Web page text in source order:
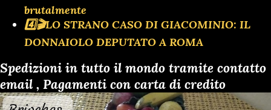
brutalmente
4️⃣🎬LO STRANO CASO DI GIACOMINIO: IL
DONNAIOLO DEPUTATO A ROMA
Spedizioni in tutto il mondo tramite contatto
email , Pagamenti con carta di credito